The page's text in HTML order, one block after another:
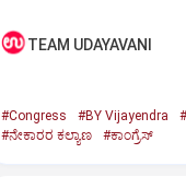
TEAM UDAYAVANI
#Congress #BY Vijayendra
#ನೇಕಾರರ ಕಲ್ಯಾಣ
#ಕಾಂಗ್ರೆಸ್‌